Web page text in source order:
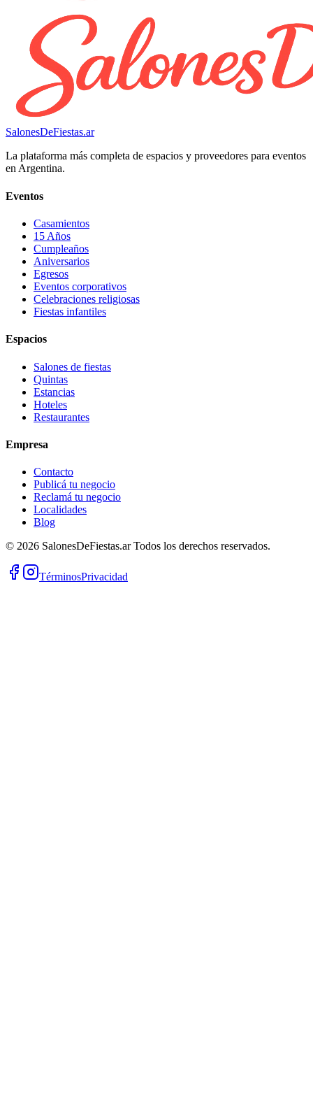
SalonesDeFiestas.ar
La plataforma más completa de espacios y proveedores para eventos
en Argentina.
Eventos
Casamientos
15 Años
Cumpleaños
Aniversarios
Egresos
Eventos corporativos
Celebraciones religiosas
Fiestas infantiles
Espacios
Salones de fiestas
Quintas
Estancias
Hoteles
Restaurantes
Empresa
Contacto
Publicá tu negocio
Reclamá tu negocio
Localidades
Blog
© 2026 SalonesDeFiestas.arTodos los derechos reservados.
TérminosPrivacidad